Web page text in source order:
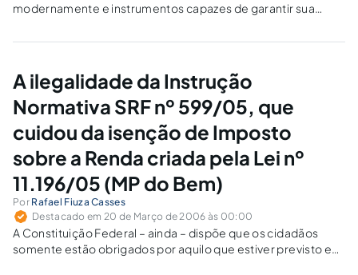
modernamente e instrumentos capazes de garantir sua
pode admitir que por insuficiência de meios o cidadão fique
A ilegalidade da Instrução
Normativa SRF nº 599/05, que
cuidou da isenção de Imposto
sobre a Renda criada pela Lei nº
11.196/05 (MP do Bem)
Por Rafael Fiuza Casses
Destacado em 20 de Março de 2006 às 00:00
A Constituição Federal – ainda – dispõe que os cidadãos
somente estão obrigados por aquilo que estiver previsto em